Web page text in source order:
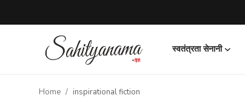
स्वतंत्रता सेनानी
Register
Home inspirational fiction